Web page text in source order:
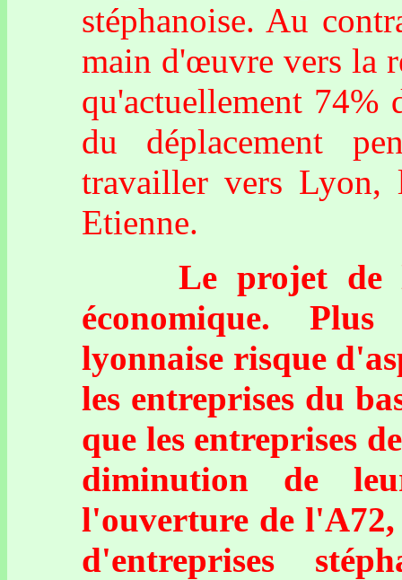
stéphanoise. Au
main d'œuvre vers la
qu'actuellement 74%
du déplacement
travailler vers Lyon,
Etienne.
Le projet de
économique. Plus
lyonnaise risque
les entreprises du
que les entreprises
diminution de
l'ouverture de l'A72,
d'entreprises